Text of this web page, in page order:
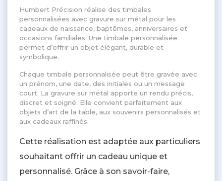
Humbert Précision réalise des timbales
personnalisées avec gravure sur métal pour les
cadeaux de naissance, baptêmes, anniversaires et
occasions familiales. Une timbale personnalisée
permet d’offrir un objet élégant, durable et
symbolique.
Chaque timbale personnalisée peut être gravée avec
un prénom, une date, des initiales ou un message
court. La gravure sur métal apporte un rendu précis,
discret et soigné. Elle convient parfaitement aux
objets d’art de la table, aux souvenirs personnalisés et
aux cadeaux raffinés.
Cette réalisation est adaptée aux particuliers
souhaitant offrir un cadeau unique et
personnalisé. Grâce à son savoir-faire,